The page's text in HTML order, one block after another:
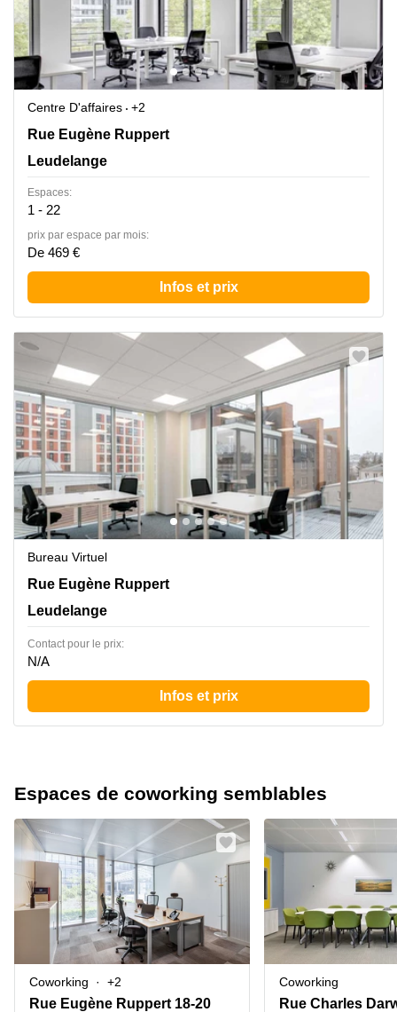
Centre D'affaires
+2
Rue Eugène Ruppert 11, Leudelange
Rue Eugène Ruppert
Leudelange
Espaces:
1 - 22
prix par espace par mois:
De 469 €
Infos et prix
Bureau Virtuel
Rue Eugène Ruppert 11, Leudelange
Rue Eugène Ruppert
Leudelange
Contact pour le prix:
N/A
Infos et prix
Espaces de coworking semblables
Coworking +2
Rue Eugène Ruppert 18-20
Coworking
Rue Charles